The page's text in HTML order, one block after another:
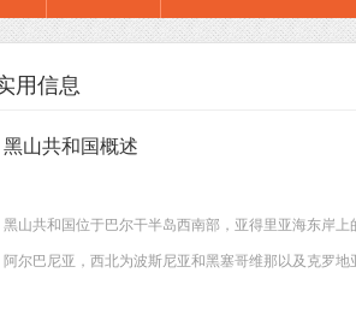
用信息
黑山共和国概述
黑山共和国位于巴尔干半岛西南部，亚得里亚海东岸
阿尔巴尼亚，西北为波斯尼亚和黑塞哥维那以及克罗